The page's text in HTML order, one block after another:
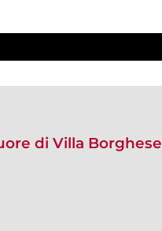
di Villa Borghese